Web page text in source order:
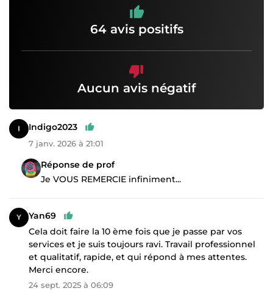
64 avis positifs
Aucun avis négatif
Indigo2023
7 janv. 2026 à 21:01
Réponse de prof
Je VOUS REMERCIE infiniment...
Yan69
Cela doit faire la 10 ème fois que je passe par vos
services et je suis toujours ravi. Travail professionnel
et qualitatif, rapide, et qui répond à mes attentes.
Merci encore.
24 sept. 2025 à 06:09